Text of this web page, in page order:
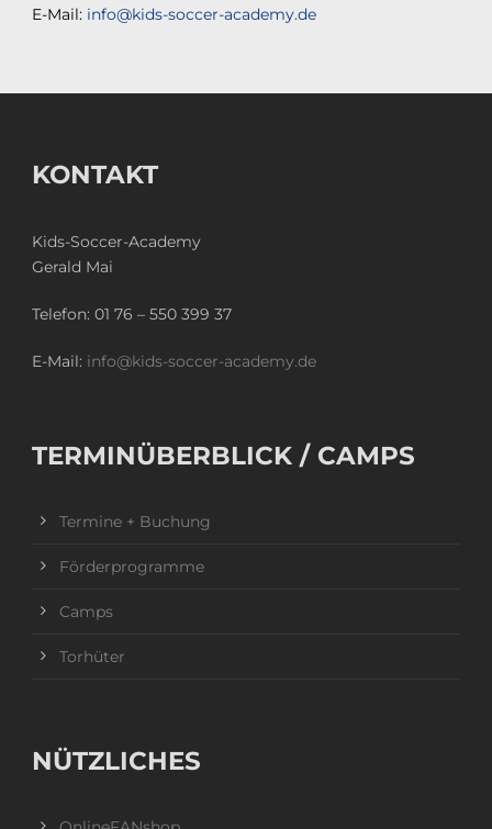
E-Mail: info@kids-soccer-academy.de
KONTAKT
Kids-Soccer-Academy
Gerald Mai
Telefon: 01 76 – 550 399 37
E-Mail: info@kids-soccer-academy.de
TERMINÜBERBLICK / CAMPS
Termine + Buchung
Förderprogramme
Camps
Torhüter
NÜTZLICHES